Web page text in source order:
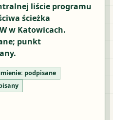
liście programu
ścieżka
w Katowicach.
punkt
podpisane